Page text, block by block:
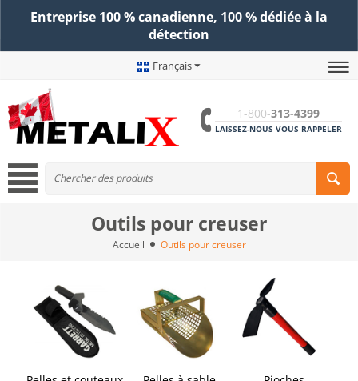
Entreprise 100 % canadienne, 100 % dédiée à la
détection
Français
1-800-313-4399
LAISSEZ-NOUS VOUS RAPPELER
Outils pour creuser
Accueil Outils pour creuser